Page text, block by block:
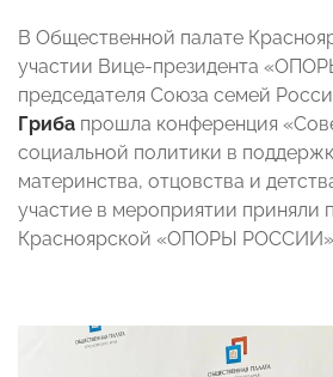
В Общественной палате
участии Вице-президента
председателя Союза семей
Гриба прошла конференция
социальной политики в
материнства, отцовства и
участие в мероприятии приняли
Красноярской «ОПОРЫ